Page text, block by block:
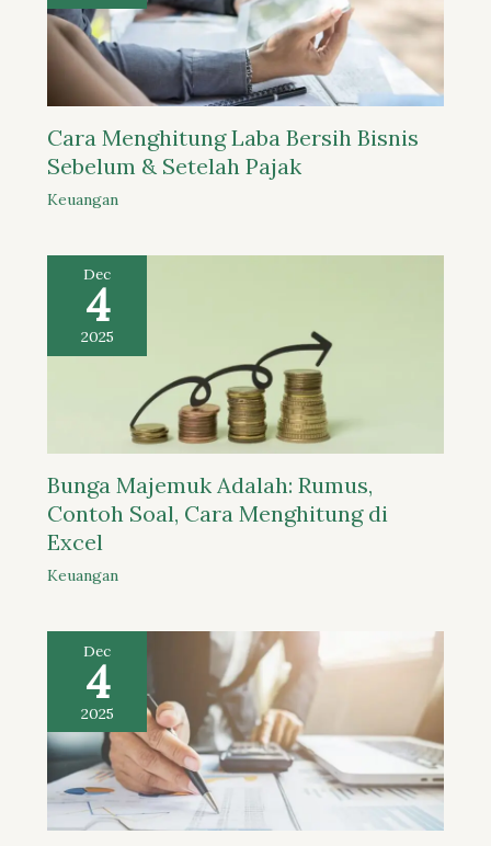
Cara Menghitung Laba Bersih Bisnis
Sebelum & Setelah Pajak
Keuangan
Dec
4
2025
Bunga Majemuk Adalah: Rumus,
Contoh Soal, Cara Menghitung di
Excel
Keuangan
Dec
4
2025